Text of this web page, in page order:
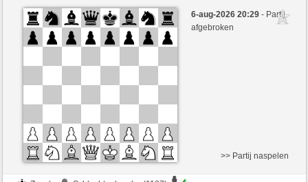
Zwart
BARRILETE (1203)
Wit
JeLopes (1361)
6-aug-2026 20:29- Partij
afgebroken
>> Partij naspelen